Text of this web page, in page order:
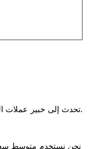
تحدث إلى خبير عملاتيمكننا التفوق على أسعار المنافسين.
نحن نستخدم متوسط